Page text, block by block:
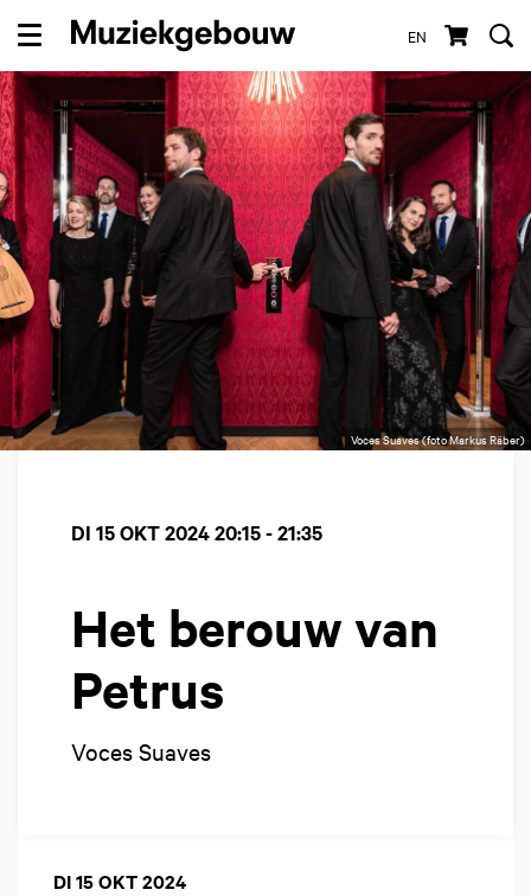
EN
Menu
Voces Suaves (foto Markus Räber)
Het berouw van
Petrus
Voces Suaves
DI 15 OKT 202420:15 - 21:35
DI 15 OKT 2024